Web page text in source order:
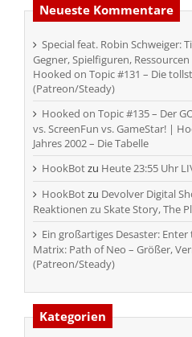
Neueste Kommentare
Special feat. Robin Schweiger:
Gegner, Spielfiguren,
Hooked on Topic #131 – Die
(Patreon/Steady)
Hooked on Topic #135 – Der
vs. ScreenFun vs. GameStar! |
Jahres 2002 – Die Tabelle
HookBotzu Heute 23:55 Uhr
HookBotzu Devolver Digital
Reaktionen zu Skate Story, The
Ein großartiges Desaster:
Matrix: Path of Neo – Größer,
(Patreon/Steady)
Kategorien